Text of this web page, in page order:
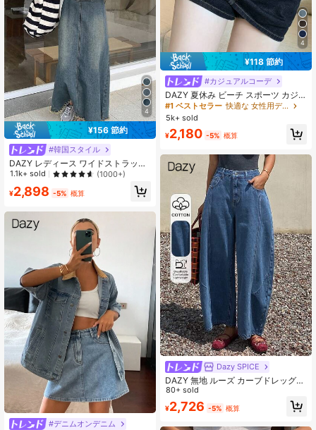
4
¥156 節約
#韓国スタイル
DAZY レディース ワイドストラップ
ボタンポケット カジュアル デニム
1.1k+ sold (1000+)
¥2,898 -5% 概算
#デニムオンデニム
4
¥118 節約
#カジュアルコーデ
DAZY 夏休み ビーチ スポーツ カジ
ュアル ロー デニム スカート ジーン
ズスカート
#1 ベストセラー
快適な 女性用デニムスカート
5k+ sold
¥2,180 -5% 概算
Dazy SPICE
DAZY 無地 ルーズ カーブドレッグ
カジュアル ストリートウェア 夏 デ
ニム クロップドパンツ レディース
デニム オーバーオール ジャンプスー
80+ sold
¥2,726 -5% 概算